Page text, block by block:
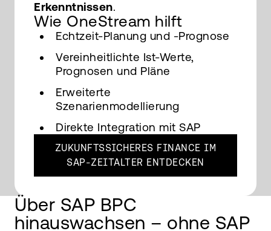
Erkenntnissen.
Wie OneStream hilft
Echtzeit-Planung und -Prognose
Vereinheitlichte Ist-Werte,
Prognosen und Pläne
Erweiterte
Szenarienmodellierung
Direkte Integration mit SAP
ZUKUNFTSSICHERES FINANCE IM
SAP-ZEITALTER ENTDECKEN
Über SAP BPC
hinauswachsen – ohne SAP